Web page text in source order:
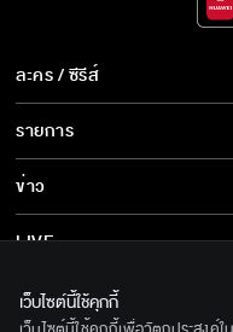
ละคร / ซีรีส์
ละคร/ซีรีส์
ซีรีส์นานาชาติ
การ์ตูน & เกม
รายการ
รายการทั้งหมด
ข่าว
ข่าวทั้งหมด
ข่าวประชาสัมพันธ์
LIVE
เกี่ยวกับเรา
เว็บไซต์นี้ใช้คุกกี้